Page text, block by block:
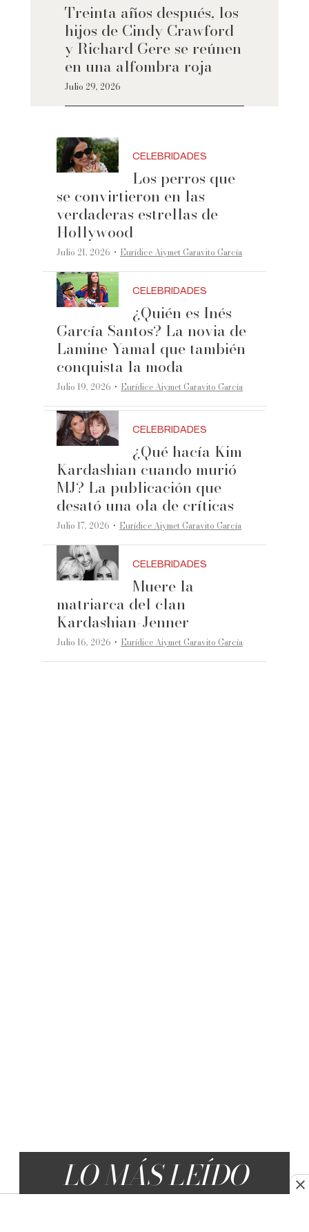
Treinta años después, los
hijos de Cindy Crawford
y Richard Gere se reúnen
en una alfombra roja
Julio 29, 2026
CELEBRIDADES
Los perros que
se convirtieron en las
verdaderas estrellas de
Hollywood
Julio 21, 2026 ·Eurídice Aiymet Garavito García
CELEBRIDADES
¿Quién es Inés
García Santos? La novia de
Lamine Yamal que también
conquista la moda
Julio 19, 2026 ·Eurídice Aiymet Garavito García
CELEBRIDADES
¿Qué hacía Kim
Kardashian cuando murió
MJ? La publicación que
desató una ola de críticas
Julio 17, 2026 ·Eurídice Aiymet Garavito García
CELEBRIDADES
Muere la
matriarca del clan
Kardashian-Jenner
Julio 16, 2026 ·Eurídice Aiymet Garavito García
LO MÁS LEÍDO